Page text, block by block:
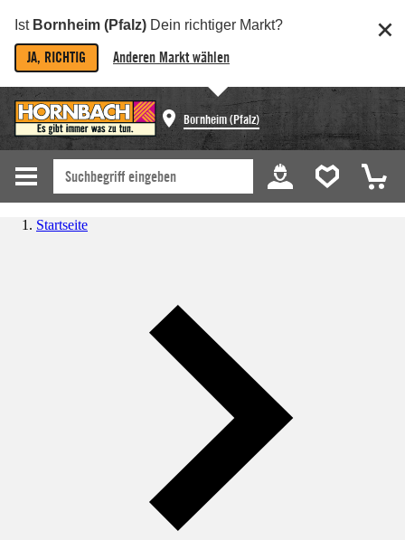
Ist Bornheim (Pfalz) Dein richtiger Markt?
JA, RICHTIG Anderen Markt wählen
Bornheim (Pfalz)
Startseite